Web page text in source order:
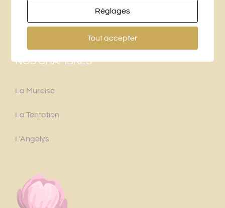
labridaniere@gmail.com
NOS CHAMBRES
La Muroise
La Tentation
L'Angelys
Réglages
Tout accepter